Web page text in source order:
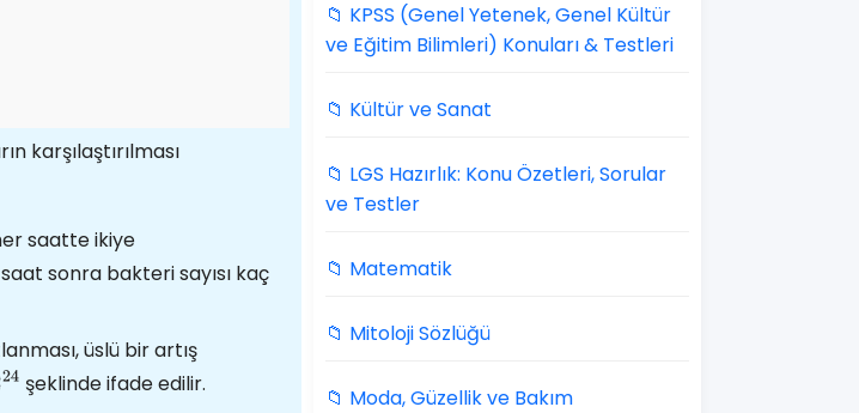
karşılaştırılması
saatte ikiye
sonra bakteri sayısı kaç
üslü bir artış
şeklinde ifade edilir.
📁 KPSS (Genel Yetenek, Genel Kültür
ve Eğitim Bilimleri) Konuları & Testleri
📁 Kültür ve Sanat
📁 LGS Hazırlık: Konu Özetleri, Sorular
ve Testler
📁 Matematik
📁 Mitoloji Sözlüğü
📁 Moda, Güzellik ve Bakım